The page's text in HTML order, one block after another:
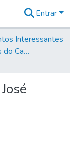
Entrar
Interessantes
Volume 70 - Ofícios do Capitão General Martins Lopes de Saldanha aos diversos funcionários da Capitania (1775-1776)